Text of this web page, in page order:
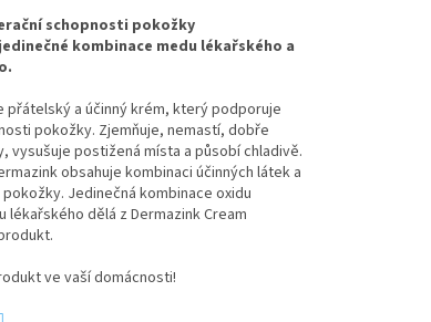
schopnosti pokožky
kombinace medu lékařského a
přátelský a účinný krém, který podporuje
pokožky. Zjemňuje, nemastí, dobře
vysušuje postižená místa a působí chladivě.
obsahuje kombinaci účinných látek a
Jedinečná kombinace oxidu
lékařského dělá z Dermazink Cream
ve vaší domácnosti!